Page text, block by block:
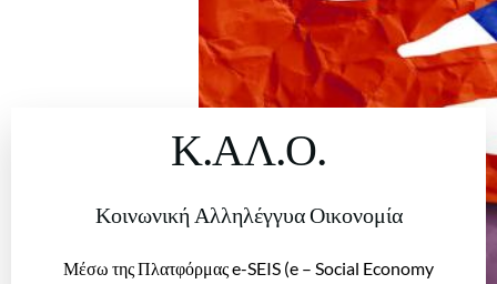
Κ.ΑΛ.Ο.
Κοινωνική Αλληλέγγυα Οικονομία
Μέσω της Πλατφόρμας e-SEIS (e – Social Economy